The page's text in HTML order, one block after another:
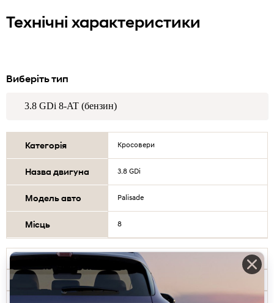
Технічні характеристики
Виберіть тип
Категорія Кросовери
Назва двигуна 3.8 GDi
Модель авто Palisade
Місць 8
Загальна інформація
Габарити